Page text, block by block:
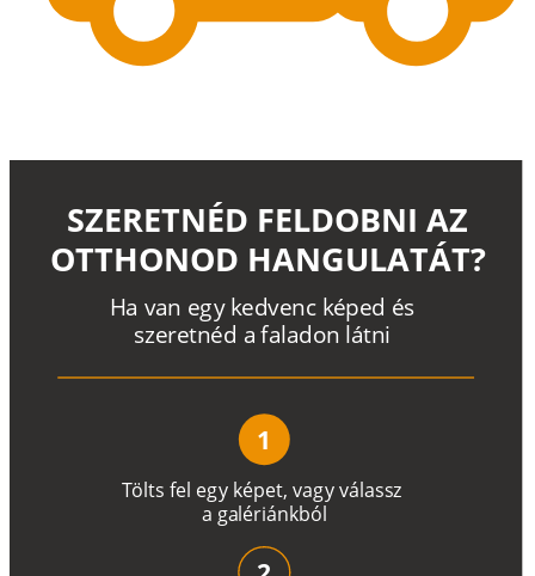
Tölts fel egy képet, vagyválassz
a galériánkból
Ha van egy kedvenc képed és
szeretnéd a faladon látni
SZERETNÉD FELDOBNI AZ
OTTHONOD HANGULATÁT?
1